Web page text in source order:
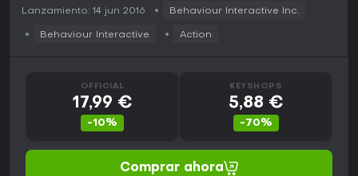
Lanzamiento: 14 jun 2016 Behaviour Interactive Inc.
Behaviour Interactive Action
OFFICIAL
17,99 €
-10%
KEYSHOPS
5,88 €
-70%
Comprar ahora